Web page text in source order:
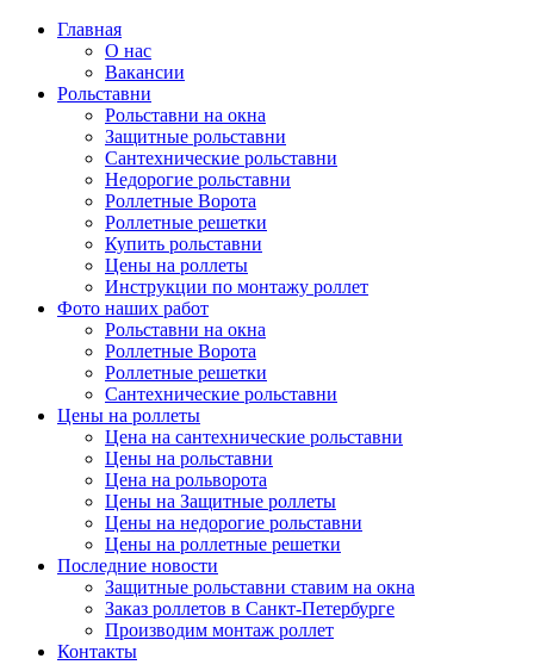
Главная
О нас
Вакансии
Рольставни
Рольставни на окна
Защитные рольставни
Сантехнические рольставни
Недорогие рольставни
Роллетные Ворота
Роллетные решетки
Купить рольставни
Цены на роллеты
Инструкции по монтажу роллет
Фото наших работ
Рольставни на окна
Роллетные Ворота
Роллетные решетки
Сантехнические рольставни
Цены на роллеты
Цена на сантехнические рольставни
Цены на рольставни
Цена на рольворота
Цены на Защитные роллеты
Цены на недорогие рольставни
Цены на роллетные решетки
Последние новости
Защитные рольставни ставим на окна
Заказ роллетов в Санкт-Петербурге
Производим монтаж роллет
Контакты